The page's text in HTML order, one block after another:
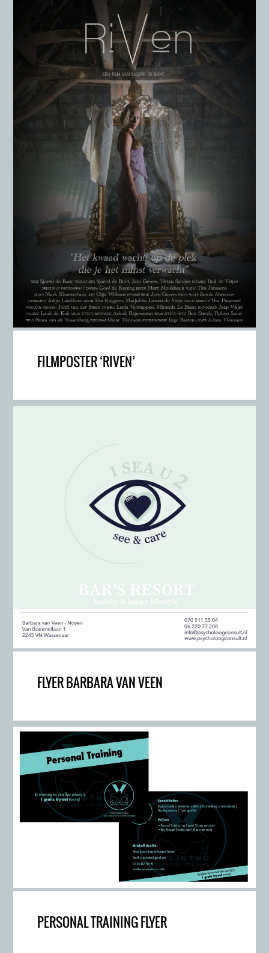
FILMPOSTER ‘RIVEN’
FLYER BARBARA VAN VEEN
PERSONAL TRAINING FLYER